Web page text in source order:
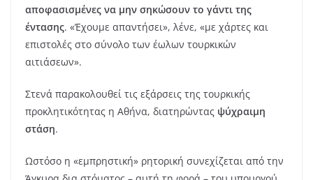
αποφασισμένες να μην σηκώσουν το γάντι της
έντασης. «Έχουμε απαντήσει», λένε, «με χάρτες και
επιστολές στο σύνολο των έωλων τουρκικών
αιτιάσεων».
Στενά παρακολουθεί τις εξάρσεις της τουρκικής
προκλητικότητας η Αθήνα, διατηρώντας ψύχραιμη
στάση.
Ωστόσο η «εμπρηστική» ρητορική συνεχίζεται από την